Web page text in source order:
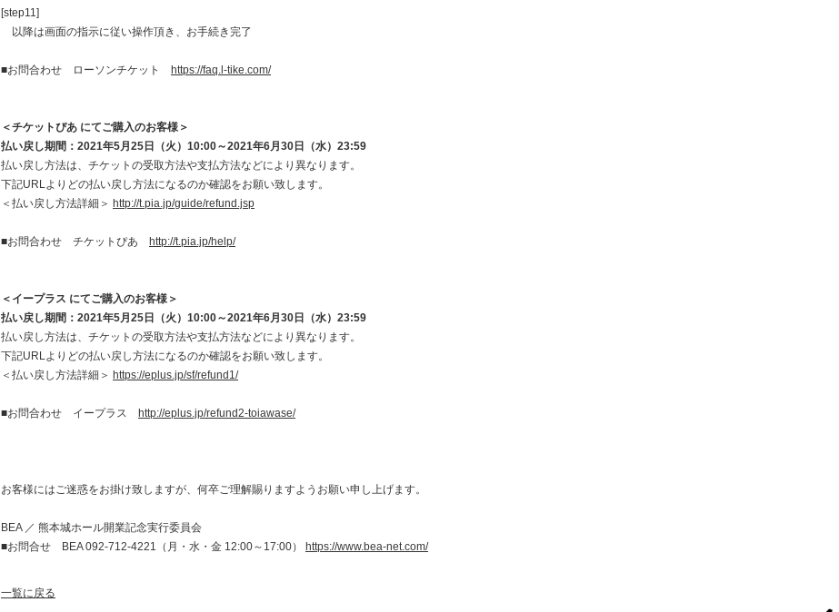
[step11]
以降は画面の指示に従い操作頂き、お手続き完了
■お問合わせ ローソンチケット https://faq.l-tike.com/
＜チケットぴあ にてご購入のお客様＞
払い戻し期間：2021年5月25日（火）10:00～2021年6月30日（水）23:59
払い戻し方法は、チケットの受取方法や支払方法などにより異なります。
下記URLよりどの払い戻し方法になるのか確認をお願い致します。
＜払い戻し方法詳細＞ http://t.pia.jp/guide/refund.jsp
■お問合わせ チケットぴあ http://t.pia.jp/help/
＜イープラス にてご購入のお客様＞
払い戻し期間：2021年5月25日（火）10:00～2021年6月30日（水）23:59
払い戻し方法は、チケットの受取方法や支払方法などにより異なります。
下記URLよりどの払い戻し方法になるのか確認をお願い致します。
＜払い戻し方法詳細＞ https://eplus.jp/sf/refund1/
■お問合わせ イープラス http://eplus.jp/refund2-toiawase/
お客様にはご迷惑をお掛け致しますが、何卒ご理解賜りますようお願い申し上げます。
BEA ／ 熊本城ホール開業記念実行委員会
■お問合せ BEA 092-712-4221（月・水・金 12:00～17:00）
https://www.bea-net.com/
一覧に戻る